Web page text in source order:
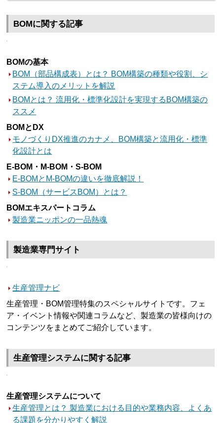
BOMに関する記事
BOMの基本
BOM（部品構成表）とは？ BOM構築の種類や役割、シ
ステム導入のメリットを解説
BOMとは？ 流用化・標準化設計を実現するBOM構築の
ススメ
BOMとDX
モノづくりDX推進のカナメ、BOM構築と流用化・標準
化設計とは
E-BOM・M-BOM・S-BOM
E-BOMとM-BOMの違いを徹底解説！
S-BOM（サービスBOM）とは？
BOMエキスパートコラム
製造業ニッポンの一品熱魂
製造業専門サイト
生産管理ナビ
生産管理・BOM管理特集のスペシャルサイトです。フェ
ア・イベント情報や関連コラムなど、製造業の皆様向けの
コンテンツをまとめてご紹介しています。
生産管理システムに関する記事
生産管理システムについて
生産管理とは？ 製造業における目的や業務内容、よくあ
る課題を分かりやすく解説